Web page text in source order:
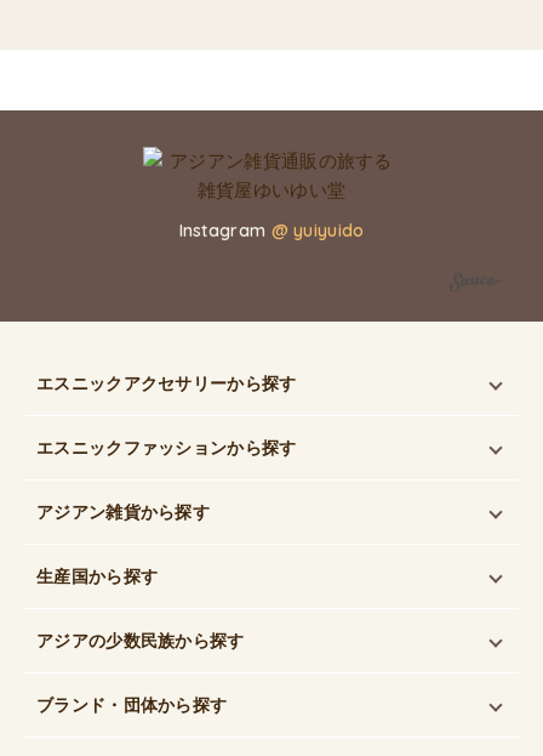
Instagram @ yuiyuido
エスニックアクセサリーから探す
エスニックファッションから探す
アジアン雑貨から探す
生産国から探す
アジアの少数民族から探す
ブランド・団体から探す